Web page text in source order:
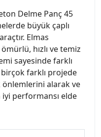
Delme Panç 45
büyük çaplı
Elmas
hızlı ve temiz
sayesinde farklı
farklı projede
önlemlerini alarak ve
performansı elde